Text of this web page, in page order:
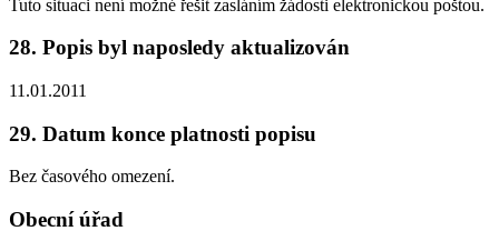
Tuto situaci není možné řešit zasláním žádosti elektronickou poštou.
28. Popis byl naposledy aktualizován
11.01.2011
29. Datum konce platnosti popisu
Bez časového omezení.
Obecní úřad